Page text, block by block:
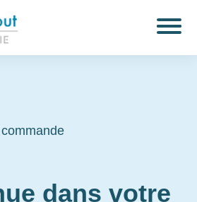
dans votre